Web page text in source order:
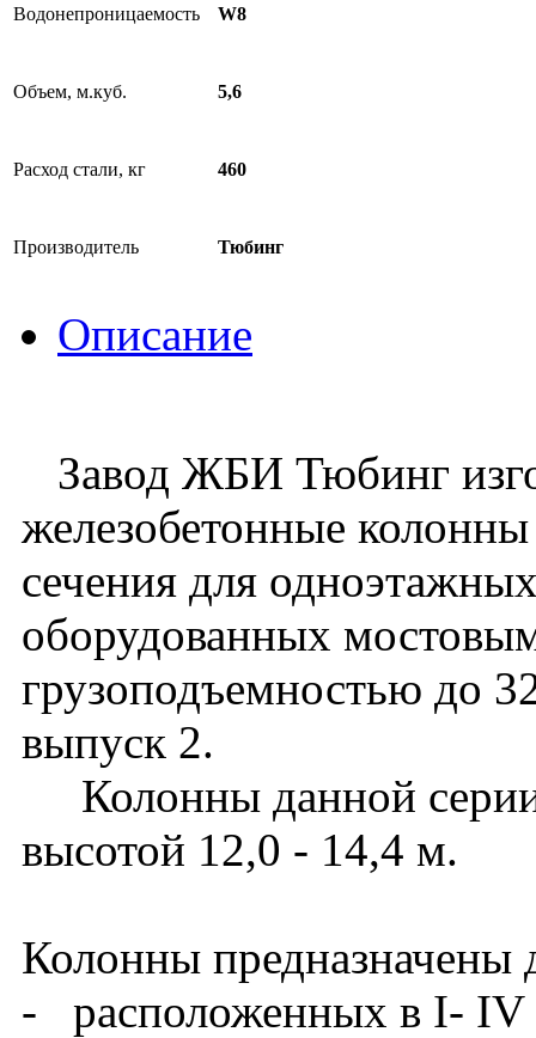
Водонепроницаемость W8
Объем, м.куб. 5,6
Расход стали, кг 460
Производитель Тюбинг
Описание
Завод ЖБИ Тюбинг
железобетонные
сечения для
оборудованных
грузоподъемностью до
выпуск 2.
Колонны данной
высотой 12,0 - 14,4 м.
Колонны предназначены
- расположенных в I- IV